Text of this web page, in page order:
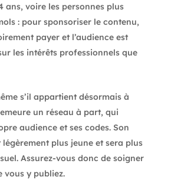
ans, voire les personnes plus
: pour sponsoriser le contenu,
payer et l’audience est
les intérêts professionnels que
s’il appartient désormais à
un réseau à part, qui
audience et ses codes. Son
plus jeune et sera plus
Assurez-vous donc de soigner
vous y publiez.